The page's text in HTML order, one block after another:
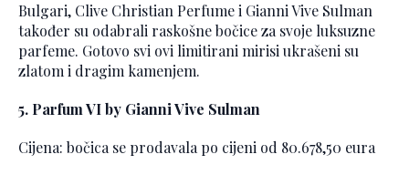
Bulgari, Clive Christian Perfume i Gianni Vive Sulman
također su odabrali raskošne bočice za svoje luksuzne
parfeme. Gotovo svi ovi limitirani mirisi ukrašeni su
zlatom i dragim kamenjem.
5. Parfum VI by Gianni Vive Sulman
Cijena: bočica se prodavala po cijeni od 80.678,50 eura